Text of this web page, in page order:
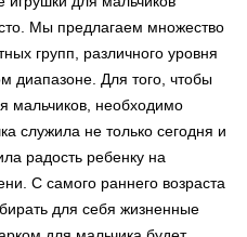
Мы предлагаем множество
групп, различного уровня
диапазоне. Для того, чтобы
мальчиков, необходимо
служила не только сегодня и
радость ребенку на
С самого раннего возраста
для себя жизненные